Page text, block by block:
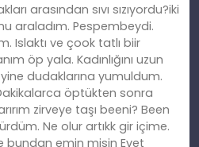
arasından sıvı sızıyordu?iki
araladım. Pespembeydi.
Islaktı ve çook tatlı biir
öp yala. Kadınlığını uzun
dudaklarına yumuldum.
öptükten sonra
zirveye taşı beeni? Been
Ne olur artıkk gir içime.
bundan emin misin Evet